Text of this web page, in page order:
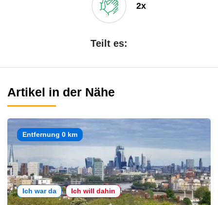
2x
Teilt es:
Artikel in der Nähe
Entfernung 0 km
Ich war da Ich will dahin